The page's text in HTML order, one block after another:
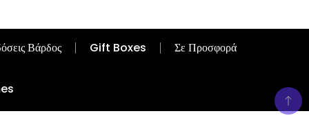
Βάρδος Gift Boxes Σε Προσφορά